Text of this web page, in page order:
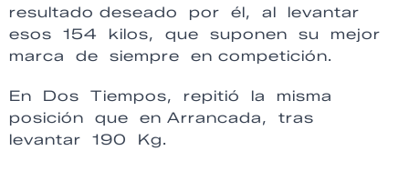
resultado deseado por él, al levantar
esos 154 kilos, que suponen su mejor
marca de siempre en competición.
En Dos Tiempos, repitió la misma
posición que en Arrancada, tras
levantar 190 Kg.